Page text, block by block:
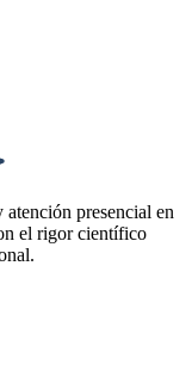
presencial en
el rigor científico